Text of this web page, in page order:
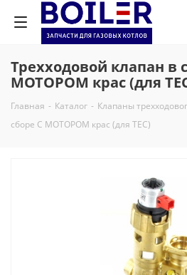
Трехходовой клапан в
МОТОРОМ крас (для
Главная - Каталог - Клапаны
сборе С МОТОРОМ крас (для TEC)